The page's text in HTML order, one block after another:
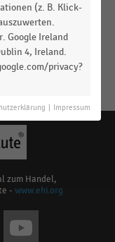
Buchformate
(2019-
zum Handel,
- www.ehi.org
(z. B. Klick-
Google Ireland
4, Ireland.
privacy?
Impressum